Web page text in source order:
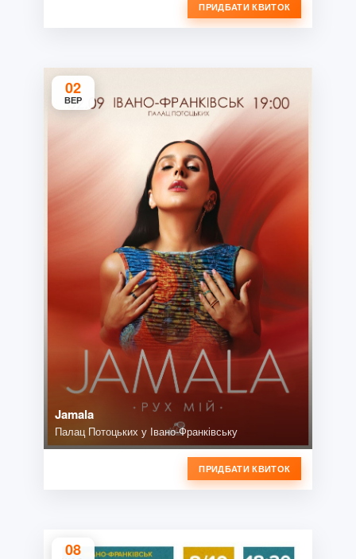
ПРИДБАТИ КВИТОК
02
ВЕР
Jamala
Палац Потоцьких у Івано-Франківську
ПРИДБАТИ КВИТОК
08